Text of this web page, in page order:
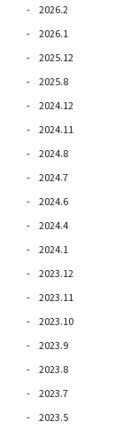
2026.2
2026.1
2025.12
2025.8
2024.12
2024.11
2024.8
2024.7
2024.6
2024.4
2024.1
2023.12
2023.11
2023.10
2023.9
2023.8
2023.7
2023.5